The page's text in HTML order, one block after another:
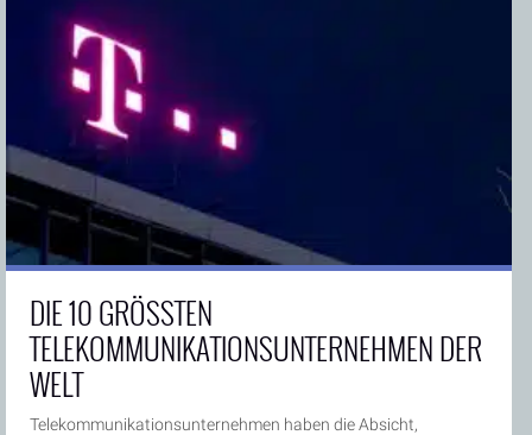
DIE 10 GRÖSSTEN T
ELEKOMMUNIKATIONSUNTERNEHMEN DER W
ELT
Telekommunikationsunternehmen haben die Absicht,